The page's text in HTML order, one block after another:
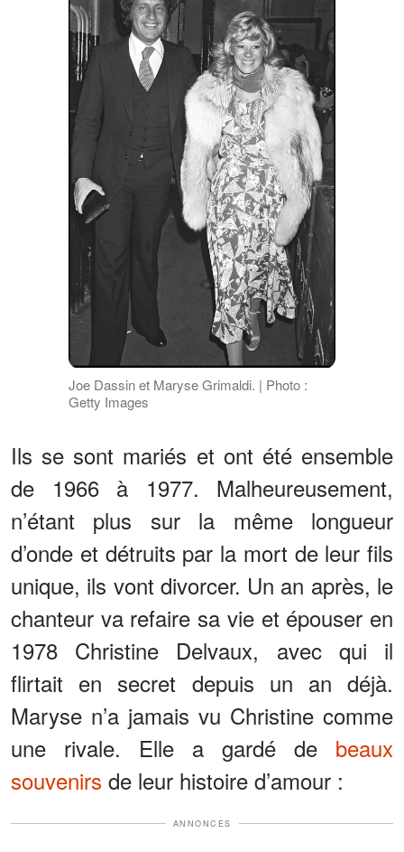
Joe Dassin et Maryse Grimaldi. | Photo :
Getty Images
Ils se sont mariés et ont été ensemble
de 1966 à 1977. Malheureusement,
n’étant plus sur la même longueur
d’onde et détruits par la mort de leur fils
unique, ils vont divorcer. Un an après, le
chanteur va refaire sa vie et épouser en
1978 Christine Delvaux, avec qui il
flirtait en secret depuis un an déjà.
Maryse n’a jamais vu Christine comme
une rivale. Elle a gardé de beaux
souvenirs de leur histoire d’amour :
ANNONCES